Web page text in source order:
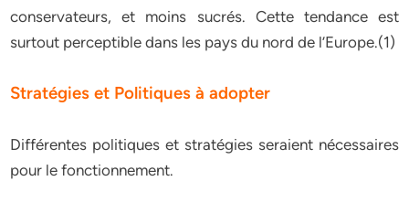
conservateurs, et moins sucrés. Cette tendance est
surtout perceptible dans les pays du nord de l’Europe.(1)
Stratégies et Politiques à adopter
Différentes politiques et stratégies seraient nécessaires
pour le fonctionnement.